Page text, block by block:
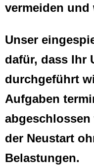
vermeiden und
Unser
dafür, dass Ihr
durchgeführt
Aufgaben
der Neustart
Belastungen.